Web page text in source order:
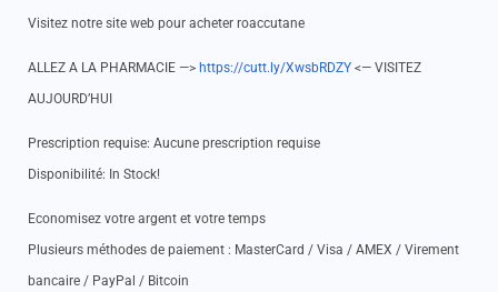
Visitez notre site web pour acheter roaccutane
ALLEZ A LA PHARMACIE —> https://cutt.ly/XwsbRDZY <— VISITEZ
AUJOURD’HUI
Prescription requise: Aucune prescription requise
Disponibilité: In Stock!
Economisez votre argent et votre temps
Plusieurs méthodes de paiement : MasterCard / Visa / AMEX / Virement
bancaire / PayPal / Bitcoin